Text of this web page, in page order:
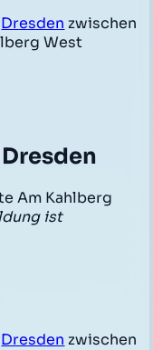
Dresden zwischen
West
Am Kahlberg
ist
Dresden zwischen